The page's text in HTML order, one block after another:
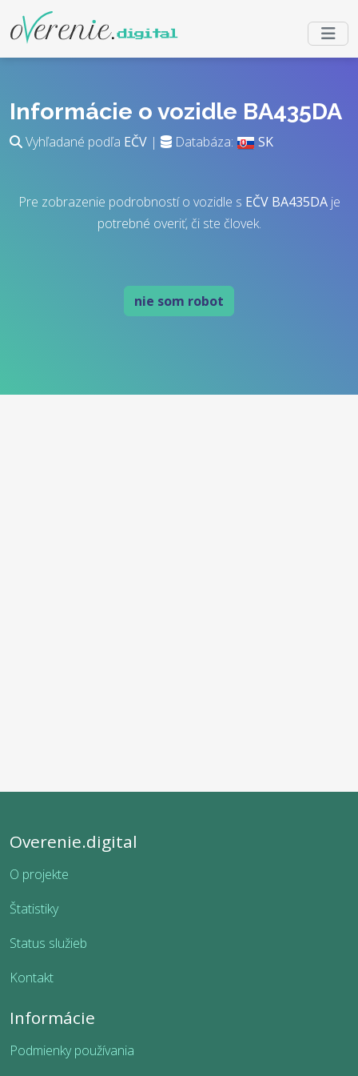
Informácie o vozidle BA435DA
Vyhľadané podľa EČV | Databáza: SK
Pre zobrazenie podrobností o vozidle s EČV BA435DAje
potrebné overiť, či ste človek.
nie som robot
Overenie.digital
O projekte
Štatistiky
Status služieb
Kontakt
Informácie
Podmienky používania